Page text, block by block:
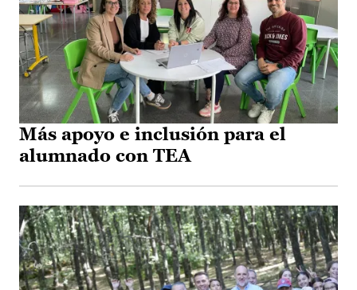
Más apoyo e inclusión para el
alumnado con TEA